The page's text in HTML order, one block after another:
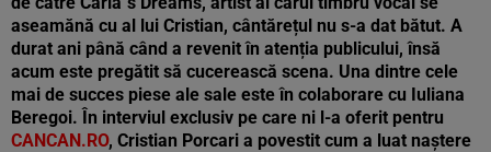
aseamănă cu al lui Cristian, cântărețul nu s-a dat bătut. A
durat ani până când a revenit în atenția publicului, însă
acum este pregătit să cucerească scena. Una dintre cele
mai de succes piese ale sale este în colaborare cu Iuliana
Beregoi. În interviul exclusiv pe care ni l-a oferit pentru
CANCAN.RO, Cristian Porcari a povestit cum a luat naștere